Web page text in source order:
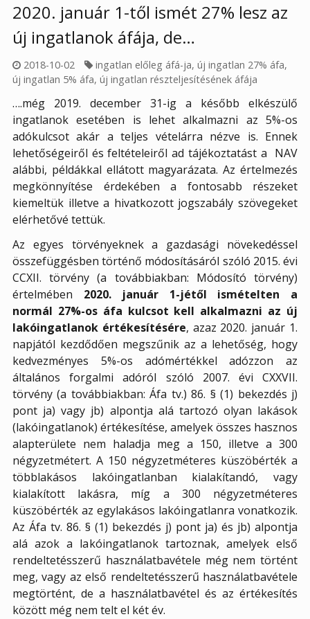
2020. január 1-től ismét 27% lesz az
új ingatlanok áfája, de…
2018-10-02 ingatlan előleg áfá-ja,új ingatlan 27% áfa,
új ingatlan 5% áfa, új ingatlan részteljesítésének áfája
….még 2019. december 31-ig a később elkészülő
ingatlanok esetében is lehet alkalmazni az 5%-os
adókulcsot akár a teljes vételárra nézve is. Ennek
lehetőségeiről és feltételeiről ad tájékoztatást a NAV
alábbi, példákkal ellátott magyarázata. Az értelmezés
megkönnyítése érdekében a fontosabb részeket
kiemeltük illetve a hivatkozott jogszabály szövegeket
elérhetővé tettük.
Az egyes törvényeknek a gazdasági növekedéssel
összefüggésben történő módosításáról szóló 2015. évi
CCXII. törvény (a továbbiakban: Módosító törvény)
értelmében 2020. január 1-jétől ismételten a
normál 27%-os áfa kulcsot kell alkalmazni az új
lakóingatlanok értékesítésére, azaz 2020. január 1.
napjától kezdődően megszűnik az a lehetőség, hogy
kedvezményes 5%-os adómértékkel adózzon az
általános forgalmi adóról szóló 2007. évi CXXVII.
törvény (a továbbiakban: Áfa tv.) 86. § (1) bekezdés j)
pont ja) vagy jb) alpontja alá tartozó olyan lakások
(lakóingatlanok) értékesítése, amelyek összes hasznos
alapterülete nem haladja meg a 150, illetve a 300
négyzetmétert. A 150 négyzetméteres küszöbérték a
többlakásos lakóingatlanban kialakítandó, vagy
kialakított lakásra, míg a 300 négyzetméteres
küszöbérték az egylakásos lakóingatlanra vonatkozik.
Az Áfa tv. 86. § (1) bekezdés j) pont ja) és jb) alpontja
alá azok a lakóingatlanok tartoznak, amelyek első
rendeltetésszerű használatbavétele még nem történt
meg, vagy az első rendeltetésszerű használatbavétele
megtörtént, de a használatbavétel és az értékesítés
között még nem telt el két év.